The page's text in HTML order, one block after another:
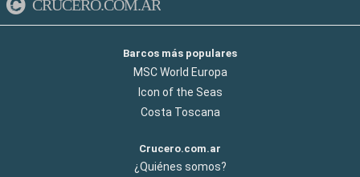
CRUCERO.COM.AR
Barcos más populares
MSC World Europa
Icon of the Seas
Costa Toscana
Crucero.com.ar
¿Quiénes somos?